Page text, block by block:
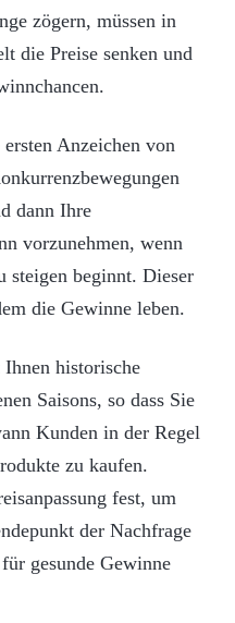
zögern, müssen in
die Preise senken und
Anzeichen von
dann Ihre
vorzunehmen, wenn
steigen beginnt. Dieser
die Gewinne leben.
Ihnen historische
Saisons, so dass Sie
Kunden in der Regel
zu kaufen.
fest, um
der Nachfrage
gesunde Gewinne